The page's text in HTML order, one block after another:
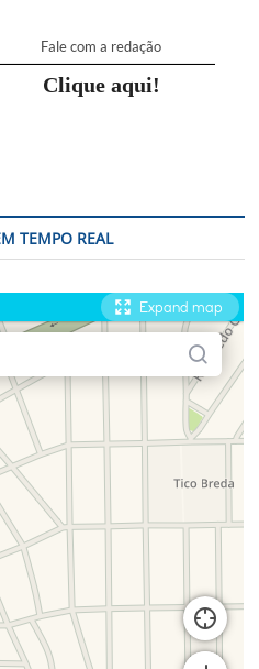
Fale com a redação
Clique aqui!
TEMPO REAL